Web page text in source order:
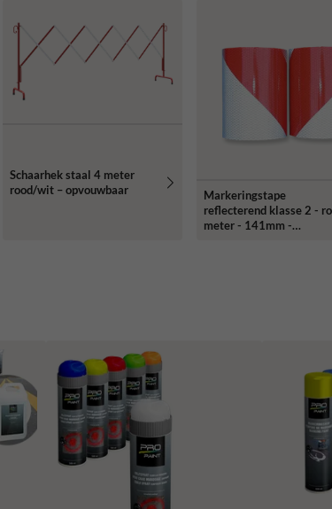
Schaarhek staal 4 meter
rood/wit – opvouwbaar
Markeringstape
reflecterend klasse 2 -
meter - 141mm -